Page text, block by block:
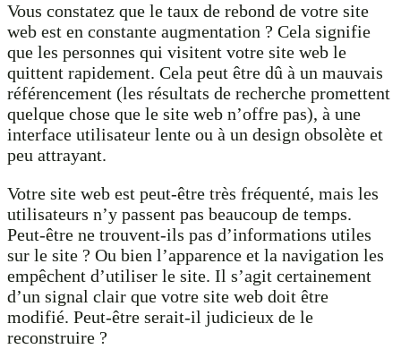
Vous constatez que le taux de rebond de votre site
web est en constante augmentation ? Cela signifie
que les personnes qui visitent votre site web le
quittent rapidement. Cela peut être dû à un mauvais
référencement (les résultats de recherche promettent
quelque chose que le site web n’offre pas), à une
interface utilisateur lente ou à un design obsolète et
peu attrayant.
Votre site web est peut-être très fréquenté, mais les
utilisateurs n’y passent pas beaucoup de temps.
Peut-être ne trouvent-ils pas d’informations utiles
sur le site ? Ou bien l’apparence et la navigation les
empêchent d’utiliser le site. Il s’agit certainement
d’un signal clair que votre site web doit être
modifié. Peut-être serait-il judicieux de le
reconstruire ?